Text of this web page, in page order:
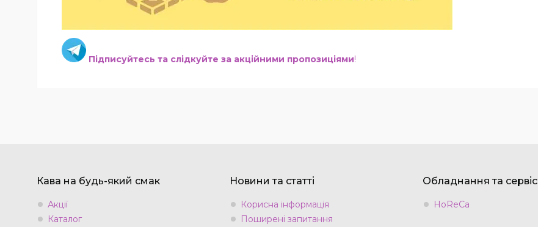
Підписуйтесь та слідкуйте за акційними пропозиціями!
Кава на будь-який смак
Акції
Каталог
Новини та статті
Корисна інформація
Поширені запитання
Обладнання та сервіс
HoReCa